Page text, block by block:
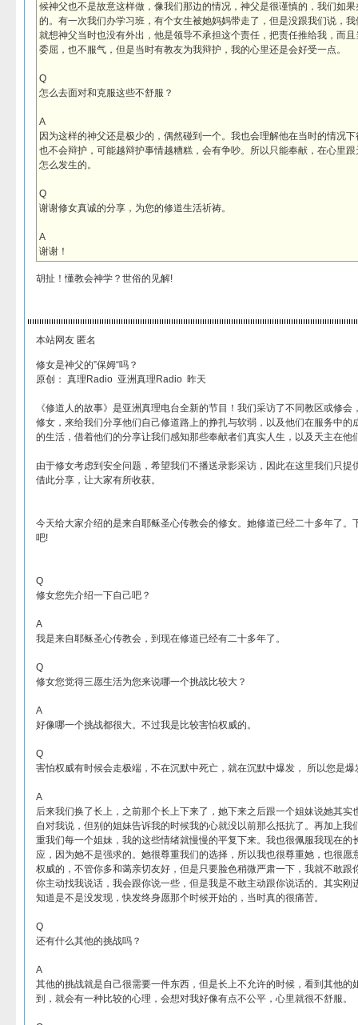
候神父也不是故意这样做，像我们那边的情况，神父是很谨慎的，我们如
的。有一次我们办学习班，有个女生被她妈妈带走了，但是没跟我们说，
就想神父当时也没有外出，他是领导不承担这个责任，把责任推给我，而
委屈，也不服气，但是当时有教友为我辩护，我的心里还是会好受一点。
Q
怎么去面对和克服这些不舒服？
A
因为这样的神父还是极少的，偶然碰到一个。我也会理解他在当时的情况
也不会辩护，可能越辩护事情越糟糕，会有争吵。所以只能奉献，在心里
怎么发生的。
Q
谢谢修女真诚的分享，为您的修道生活祈祷。
A
谢谢！
胡扯！懂教会神学？世俗的见解!
本站网友 匿名
修女是神父的”保姆“吗？
原创： 真理Radio 亚洲真理Radio 昨天
《修道人的故事》是亚洲真理电台全新的节目！我们采访了不同教区或修
修女，来给我们分享他们自己修道路上的挣扎与软弱，以及他们在服务中的
的生活，借着他们的分享让我们感知那些奉献者们真实人生，以及天主在他
由于修女考虑到安全问题，希望我们不播送录影采访，因此在这里我们只提
借此分享，让大家有所收获。
今天给大家介绍的是来自耶稣圣心传教会的修女。她修道已经二十多年了。
吧!
Q
修女您先介绍一下自己吧？
A
我是来自耶稣圣心传教会，到现在修道已经有二十多年了。
Q
修女您觉得三愿生活为您来说哪一个挑战比较大？
A
好像哪一个挑战都很大。不过我是比较害怕权威的。
Q
害怕权威有时候会走极端，不在沉默中死亡，就在沉默中爆发， 所以您是爆
A
后来我们换了长上，之前那个长上下来了，她下来之后跟一个姐妹说她其实
自对我说，但别的姐妹告诉我的时候我的心就没以前那么抵抗了。再加上我
重我们每一个姐妹，我的这些情绪就慢慢的平复下来。我也很佩服我现在的
应，因为她不是强求的。她很尊重我们的选择，所以我也很尊重她，也很愿
权威的，不管你多和蔼亲切友好，但是只要脸色稍微严肃一下，我就不敢跟
你主动找我说话，我会跟你说一些，但是我是不敢主动跟你说话的。其实刚
知道是不是没发现，快发终身愿那个时候开始的，当时真的很痛苦。
Q
还有什么其他的挑战吗？
A
其他的挑战就是自己很需要一件东西，但是长上不允许的时候，看到其他的
到，就会有一种比较的心理，会想对我好像有点不公平，心里就很不舒服。